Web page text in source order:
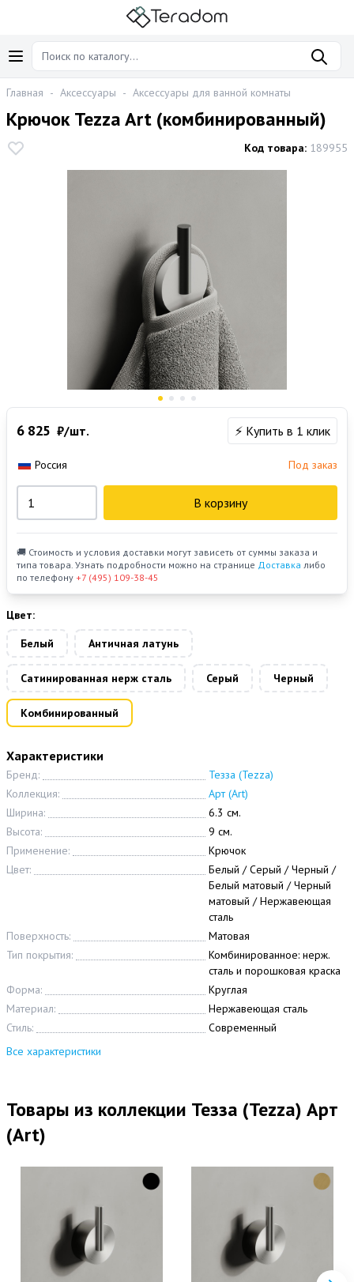
Главная - Аксессуары - Аксессуары для ванной комнаты
Крючок Tezza Art (комбинированный)
Код товара: 189955
Характеристики
Бренд:
Тезза (Tezza)
Коллекция:
Арт (Art)
Ширина:
6.3 см.
Высота:
9 см.
Применение:
Крючок
Цвет:
Белый / Серый / Черный /
Белый матовый / Черный
матовый / Нержавеющая
сталь
Поверхность:
Матовая
Тип покрытия:
Комбинированное: нерж.
сталь и порошковая краска
Форма:
Круглая
Материал:
Нержавеющая сталь
Стиль:
Современный
Все характеристики
6 825 ₽/шт. ⚡ Купить в 1 клик
Россия Под заказ
В корзину
🚚 Стоимость и условия доставки могут зависеть от суммы заказа и
типа товара. Узнать подробности можно на странице Доставка либо
по телефону +7 (495) 109-38-45
Цвет:
Белый
Античная латунь
Сатинированная нерж сталь Серый Черный
Комбинированный
Товары из коллекции Тезза (Tezza) Арт
(Art)